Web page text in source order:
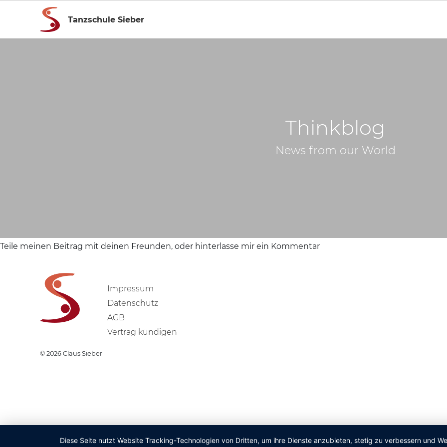
Tanzschule Sieber
Thinkblog
News from our World
Teile meinen Beitrag mit deinen Freunden, oder hinterlasse mir ein Kommentar
Diese Seite nutzt Website Tracking-Technologien von Dritten, um ihre Dienste anzubieten, stetig zu verbessern und
Impressum
Datenschutz
AGB
Vertrag kündigen
© 2026 Claus Sieber